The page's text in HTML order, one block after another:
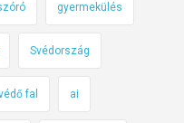
gyermekülés
Svédország
fal ai